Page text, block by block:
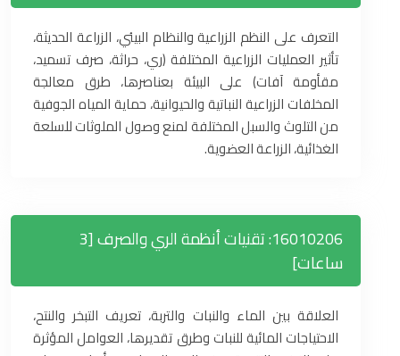
التعرف على النظم الزراعية والنظام البيئي، الزراعة الحديثة،
تأثير العمليات الزراعية المختلفة (ري، حراثة، صرف تسميد،
مقأومة آفات) على البيئة بعناصرها، طرق معالجة
المخلفات الزراعية النباتية والحيوانية، حماية المياه الجوفية
من التلوث والسبل المختلفة لمنع وصول الملوثات للسلعة
الغذائية، الزراعة العضوية.
16010206: تقنيات أنظمة الري والصرف [3
ساعات]
العلاقة بين الماء والنبات والتربة، تعريف التبخر والنتح،
الاحتياجات المائية للنبات وطرق تقديرها، العوامل المؤثرة